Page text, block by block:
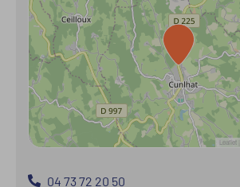
Leaflet
04 73 72 20 50